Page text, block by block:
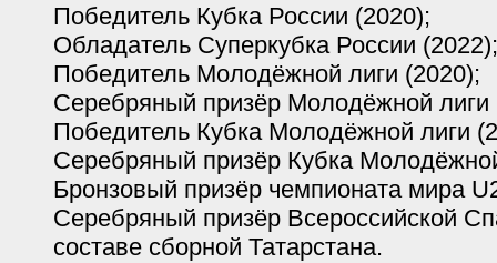
Победитель Кубка России (2020);
Обладатель Суперкубка России (2022);
Победитель Молодёжной лиги (2020);
Серебряный призёр Молодёжной лиги
Победитель Кубка Молодёжной лиги
Серебряный призёр Кубка
Бронзовый призёр чемпионата мира
Серебряный призёр Всероссийской
составе сборной Татарстана.